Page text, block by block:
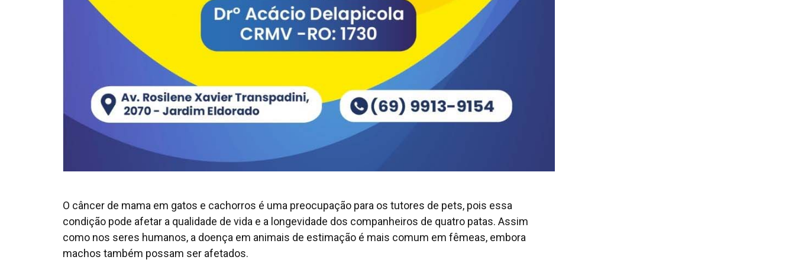
O câncer de mama em gatos e cachorros é uma preocupação para os tutores de pets, pois essa
condição pode afetar a qualidade de vida e a longevidade dos companheiros de quatro patas. Assim
como nos seres humanos, a doença em animais de estimação é mais comum em fêmeas, embora
machos também possam ser afetados.